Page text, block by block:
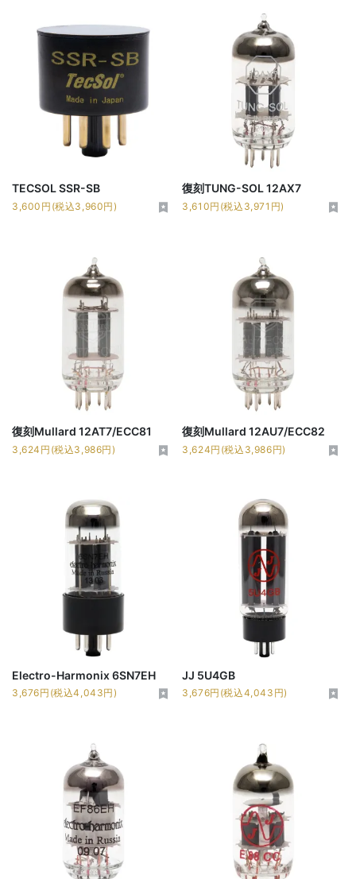
TECSOL SSR-SB
3,600円(税込3,960円)
復刻TUNG-SOL 12AX7
3,610円(税込3,971円)
復刻Mullard 12AT7/ECC81
3,624円(税込3,986円)
復刻Mullard 12AU7/ECC82
3,624円(税込3,986円)
Electro-Harmonix 6SN7EH
3,676円(税込4,043円)
JJ 5U4GB
3,676円(税込4,043円)